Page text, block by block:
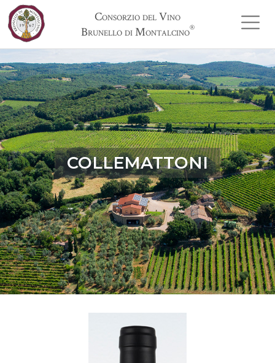
Consorzio del Vino
Brunello di Montalcino®
COLLEMATTONI